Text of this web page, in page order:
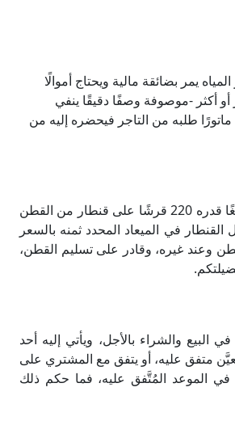
يمر بضائقة مالية ويحتاج أموالًا
أكثر -موصوفة وصفًا دقيقًا ينفي
ماتورًا طلبه من التاجر فيحضره إليه من
ما حكم التصرف في المسلم فيه قبل قبضه؛ فقد أعطى رجلٌ آخرَ مبلغًا قدره 220 قرشًا على قنطار من القطن
في الميعاد المحدد ثمنه بالسعر
وعند غيره، وقادر على تسليم القطن،
والشراء بالأجل، ويأتي إليه أحد
متفق عليه، أو يتفق مع المشتري على
الموعد المُتَّفق عليه، فما حكم ذلك